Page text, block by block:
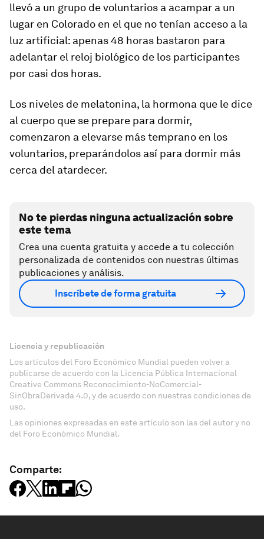
llevó a un grupo de voluntarios a acampar a un
lugar en Colorado en el que no tenían acceso a la
luz artificial: apenas 48 horas bastaron para
adelantar el reloj biológico de los participantes
por casi dos horas.
Los niveles de melatonina, la hormona que le dice
al cuerpo que se prepare para dormir,
comenzaron a elevarse más temprano en los
voluntarios, preparándolos así para dormir más
cerca del atardecer.
No te pierdas ninguna actualización sobre
este tema
Crea una cuenta gratuita y accede a tu colección
personalizada de contenidos con nuestras últimas
publicaciones y análisis.
Inscríbete de forma gratuita
Licencia y republicación
Los artículos del Foro Económico Mundial pueden volver a
publicarse de acuerdo con la Licencia Pública Internacional
Creative Commons Reconocimiento-NoComercial-
SinObraDerivada 4.0, y de acuerdo con nuestras condiciones de
uso.
Las opiniones expresadas en este artículo son las del autor y no
del Foro Económico Mundial.
Comparte: